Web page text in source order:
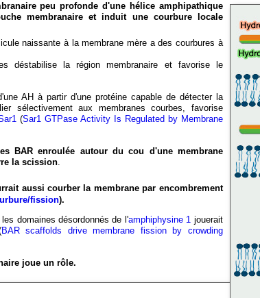
peu profonde d'une hélice amphipathique
membranaire et induit une courbure locale
naissante à la membrane mère a des courbures à
déstabilise la région membranaire et favorise le
AH à partir d'une protéine capable de détecter la
sélectivement aux membranes courbes, favorise
(Sar1 GTPase Activity Is Regulated by Membrane
BAR enroulée autour du cou d'une membrane
la scission.
aussi courber la membrane par encombrement
fission).
domaines désordonnés de l'amphiphysine 1 jouerait
BAR scaffolds drive membrane fission by crowding
joue un rôle.